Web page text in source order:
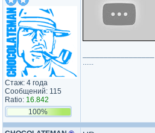
Стаж: 4 года
Сообщений: 115
Ratio: 16.842
100%
......